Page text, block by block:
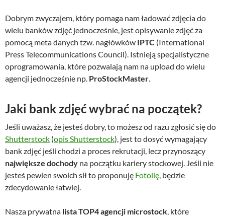
Dobrym zwyczajem, który pomaga nam ładować zdjęcia do
wielu banków zdjęć jednocześnie, jest opisywanie zdjęć za
pomocą meta danych tzw. nagłówków IPTC (International
Press Telecommunications Council). Istnieją specjalistyczne
oprogramowania, które pozwalają nam na upload do wielu
agencji jednocześnie np. ProStockMaster.
Jaki bank zdjęć wybrać na początek?
Jeśli uważasz, że jesteś dobry, to możesz od razu zgłosić się do
Shutterstock (opis Shutterstock), jest to dosyć wymagający
bank zdjęć jeśli chodzi a proces rekrutacji, lecz przynoszący
największe dochody na początku kariery stockowej. Jeśli nie
jesteś pewien swoich sił to proponuję Fotolię, będzie
zdecydowanie łatwiej.
Nasza prywatna lista TOP4 agencji microstock, które